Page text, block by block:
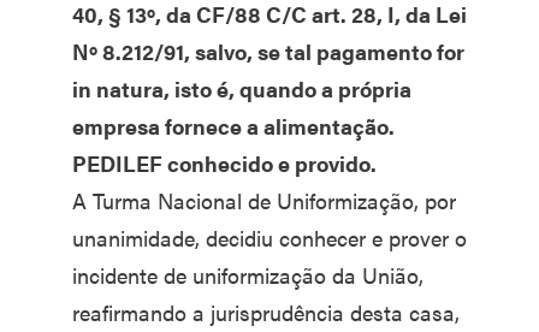
40, § 13º, da CF/88 C/C art. 28, I, da Lei
Nº 8.212/91, salvo, se tal pagamento for
in natura, isto é, quando a própria
empresa fornece a alimentação.
PEDILEF conhecido e provido.
A Turma Nacional de Uniformização, por
unanimidade, decidiu conhecer e prover o
incidente de uniformização da União,
reafirmando a jurisprudência desta casa,